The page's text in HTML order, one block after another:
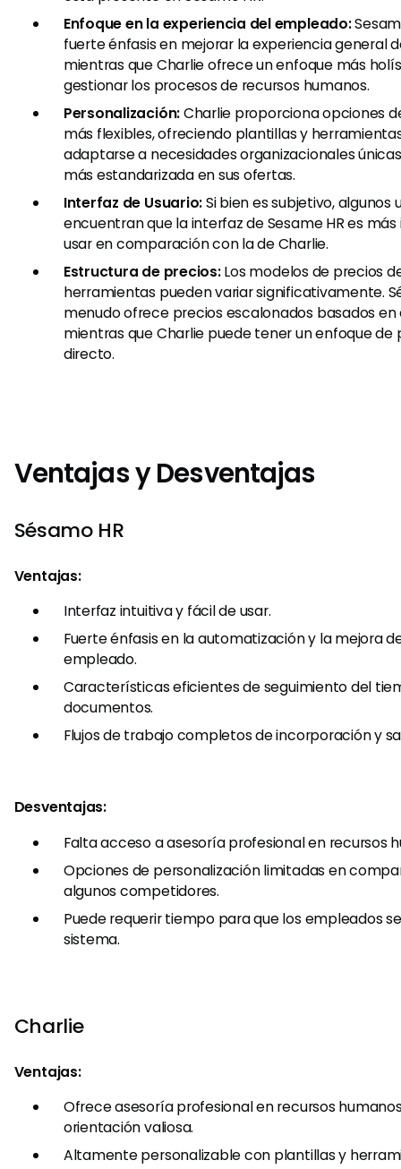
Enfoque en la experiencia del empleado:
fuerte énfasis en mejorar la experiencia general
mientras que Charlie ofrece un enfoque más
gestionar los procesos de recursos humanos.
Personalización:Charlie proporciona opciones
más flexibles, ofreciendo plantillas y
adaptarse a necesidades organizacionales
más estandarizada en sus ofertas.
Interfaz de Usuario:Si bien es subjetivo, algunos
encuentran que la interfaz de Sesame HR es
usar en comparación con la de Charlie.
Estructura de precios:Los modelos de precios
herramientas pueden variar significativamente.
menudo ofrece precios escalonados basados
mientras que Charlie puede tener un enfoque de
directo.
Ventajas y Desventajas
Sésamo HR
Ventajas:
Interfaz intuitiva y fácil de usar.
Fuerte énfasis en la automatización y la mejora
empleado.
Características eficientes de seguimiento del
documentos.
Flujos de trabajo completos de incorporación y
Desventajas:
Falta acceso a asesoría profesional en recursos
Opciones de personalización limitadas en
algunos competidores.
Puede requerir tiempo para que los empleados
sistema.
Charlie
Ventajas:
Ofrece asesoría profesional en recursos
orientación valiosa.
Altamente personalizable con plantillas y